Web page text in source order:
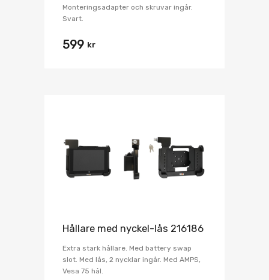
Monteringsadapter och skruvar ingår.
Svart.
599 kr
Hållare med nyckel-lås 216186
Extra stark hållare. Med battery swap
slot. Med lås, 2 nycklar ingår. Med AMPS,
Vesa 75 hål.